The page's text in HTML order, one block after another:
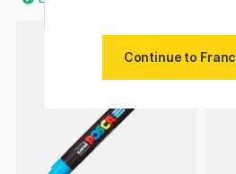
Continue to